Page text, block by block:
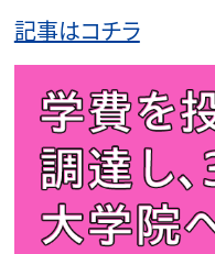
記事はコチラ